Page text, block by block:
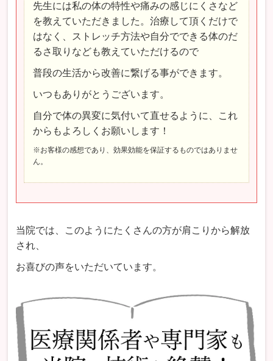
先生には私の体の特性や痛みの感じにくさなど
を教えていただきました。治療して頂くだけで
はなく、ストレッチ方法や自分でできる体のだ
るさ取りなども教えていただけるので
普段の生活から改善に繋げる事ができます。
いつもありがとうございます。
自分で体の異変に気付いて直せるように、これ
からもよろしくお願いします！
※お客様の感想であり、効果効能を保証するものではありませ
ん。
当院では、このようにたくさんの方が肩こりから解放
され、
お喜びの声をいただいています。